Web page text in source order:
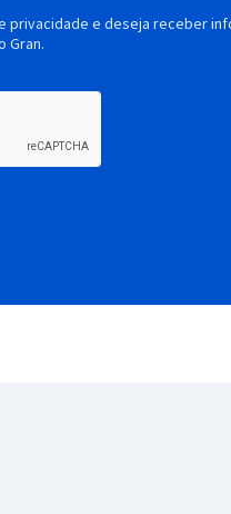
privacidade e deseja receber
Gran.